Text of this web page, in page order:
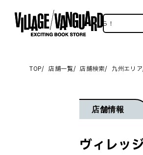
ヴァンSNSいろいろはこちら！
TOP 店舗一覧 店舗検索 九州エリア
店舗情報
ヴィレッ